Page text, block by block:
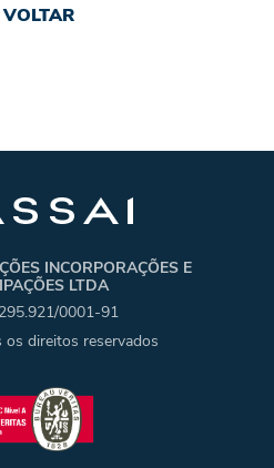
VOLTAR
INCORPORAÇÕES E
LTDA
0001-91
direitos reservados